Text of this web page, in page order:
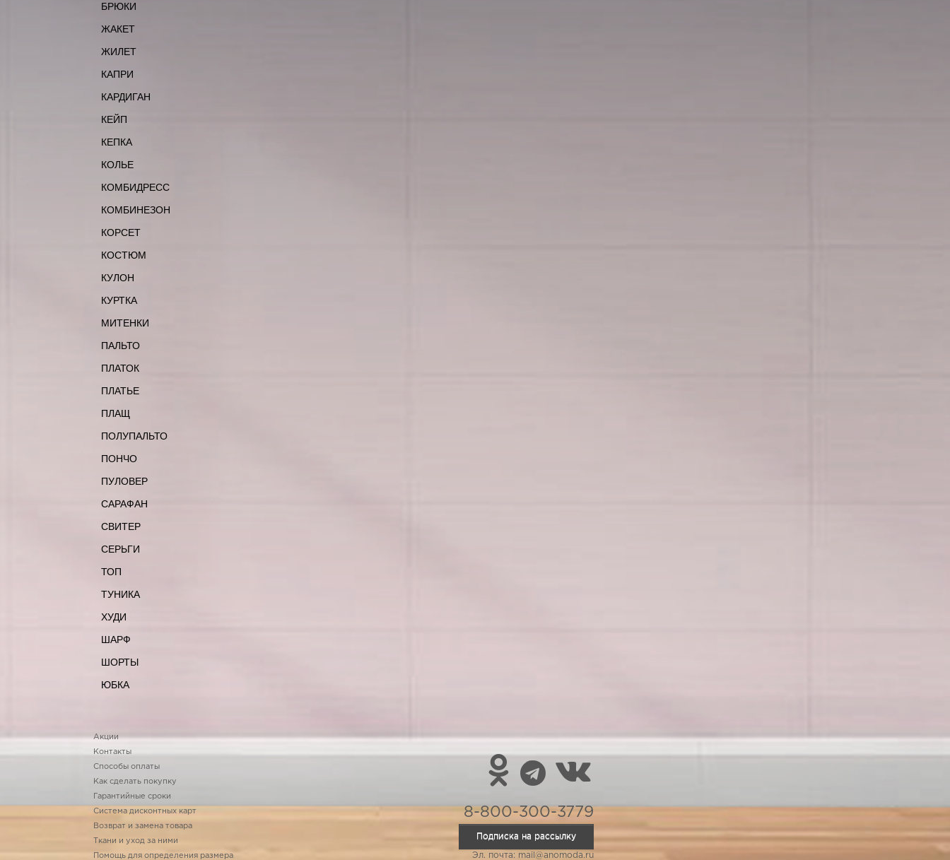
БРЮКИ
ЖАКЕТ
ЖИЛЕТ
КАПРИ
КАРДИГАН
КЕЙП
КЕПКА
КОЛЬЕ
КОМБИДРЕСС
КОМБИНЕЗОН
КОРСЕТ
КОСТЮМ
КУЛОН
КУРТКА
МИТЕНКИ
ПАЛЬТО
ПЛАТОК
ПЛАТЬЕ
ПЛАЩ
ПОЛУПАЛЬТО
ПОНЧО
ПУЛОВЕР
САРАФАН
СВИТЕР
СЕРЬГИ
ТОП
ТУНИКА
ХУДИ
ШАРФ
ШОРТЫ
ЮБКА
Акции
Контакты
Способы оплаты
Как сделать покупку
Гарантийные сроки
Система дисконтных карт
Возврат и замена товара
Ткани и уход за ними
Помощь для определения размера
8-800-300-3779
Подписка на рассылку
Эл. почта: mail@anomoda.ru